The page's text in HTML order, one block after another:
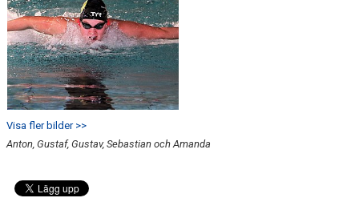
Visa fler bilder >>
Anton, Gustaf, Gustav, Sebastian och Amanda